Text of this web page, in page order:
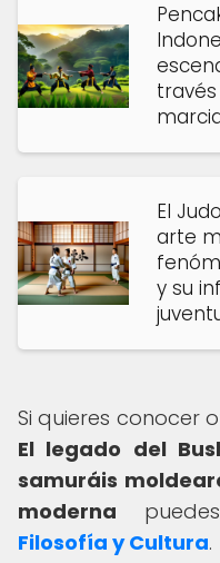
El
arte
y su
Si quieres conocer
El legado del
samuráis
moderna
Filosofía y Cultura.